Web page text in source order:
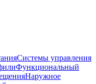
Системы управления
Функциональный
Наружное